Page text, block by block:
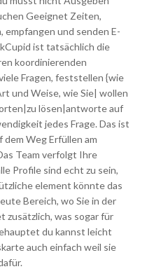
Geeignet Zeiten,
und senden E-
ist tatsächlich die
koordinierenden
Fragen, feststellen {wie
und Weise, wie Sie| wollen
lösen|antworte auf
jedes Frage. Das ist
dem Weg Erfüllen am
Team verfolgt Ihre
Profile sind echt zu sein,
element könnte das
Bereich, wo Sie in der
zusätzlich, was sogar für
du kannst leicht
auch einfach weil sie